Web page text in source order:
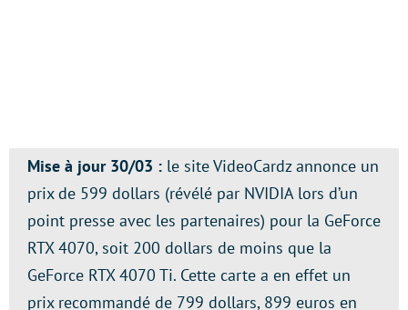
Mise à jour 30/03 : le site VideoCardz annonce un
prix de 599 dollars (révélé par NVIDIA lors d’un
point presse avec les partenaires) pour la GeForce
RTX 4070, soit 200 dollars de moins que la
GeForce RTX 4070 Ti. Cette carte a en effet un
prix recommandé de 799 dollars, 899 euros en